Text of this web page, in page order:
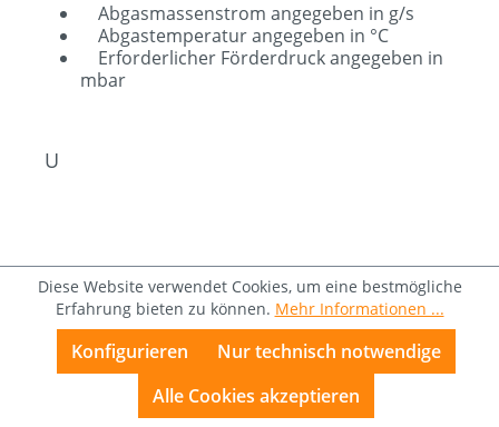
Abgasmassenstrom angegeben in g/s
Abgastemperatur angegeben in °C
Erforderlicher Förderdruck angegeben in
mbar
U
V
Verbrennungsluft
Externe Verbrennungsluftzuführung bedeutet,
das die Luft für den Brennvorgang außerhalb
Diese Website verwendet Cookies, um eine bestmögliche
Erfahrung bieten zu können. Mehr Informationen ...
Nur technisch notwendige
Konfigurieren
Alle Cookies akzeptieren